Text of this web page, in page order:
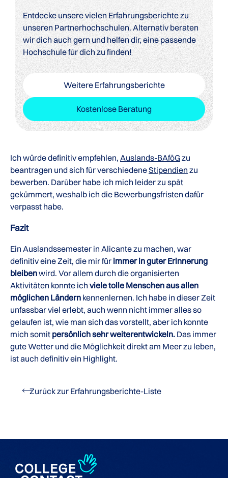
Entdecke unsere vielen Erfahrungsberichte zu
unseren Partnerhochschulen. Alternativ beraten
wir dich auch gern und helfen dir, eine passende
Hochschule für dich zu finden!
Weitere Erfahrungsberichte
Kostenlose Beratung
Ich würde definitiv empfehlen, Auslands-BAföGzu
beantragen und sich für verschiedeneStipendien zu
bewerben. Darüber habe ich mich leider zu spät
gekümmert, weshalb ich die Bewerbungsfristen dafür
verpasst habe.
Fazit
Ein Auslandssemester in Alicante zu machen, war
definitiv eine Zeit, die mir für immer in guter Erinnerung
bleibenwird. Vor allem durch die organisierten
Aktivitäten konnte ich viele tolle Menschen aus allen
möglichen Ländern kennenlernen. Ich habe in dieser Zeit
unfassbar viel erlebt, auch wenn nicht immer alles so
gelaufen ist, wie man sich das vorstellt, aber ich konnte
mich somit persönlich sehr weiterentwickeln. Das immer
gute Wetter und die Möglichkeit direkt am Meer zu leben,
ist auch definitiv ein Highlight.
Zurück zur Erfahrungsberichte-Liste